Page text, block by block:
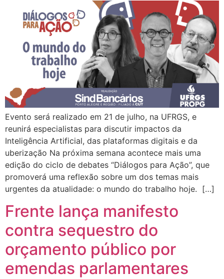
Evento será realizado em 21 de julho, na UFRGS, e
reunirá especialistas para discutir impactos da
Inteligência Artificial, das plataformas digitais e da
uberização Na próxima semana acontece mais uma
edição do ciclo de debates “Diálogos para Ação”, que
promoverá uma reflexão sobre um dos temas mais
urgentes da atualidade: o mundo do trabalho hoje. […]
Frente lança manifesto
contra sequestro do
orçamento público por
emendas parlamentares